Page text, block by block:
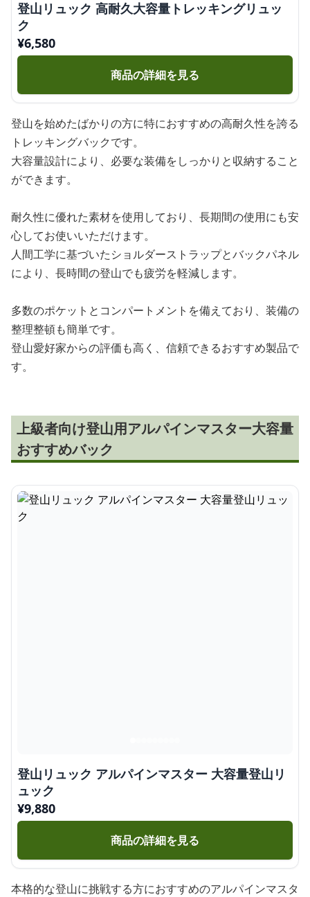
登山リュック 高耐久大容量トレッキングリュッ
ク
¥6,580
商品の詳細を見る
登山を始めたばかりの方に特におすすめの高耐久性を誇る
トレッキングバックです。
大容量設計により、必要な装備をしっかりと収納すること
ができます。
耐久性に優れた素材を使用しており、長期間の使用にも安
心してお使いいただけます。
人間工学に基づいたショルダーストラップとバックパネル
により、長時間の登山でも疲労を軽減します。
多数のポケットとコンパートメントを備えており、装備の
整理整頓も簡単です。
登山愛好家からの評価も高く、信頼できるおすすめ製品で
す。
上級者向け登山用アルパインマスター大容量
おすすめバック
登山リュック アルパインマスター 大容量登山リ
ュック
¥9,880
商品の詳細を見る
本格的な登山に挑戦する方におすすめのアルパインマスタ